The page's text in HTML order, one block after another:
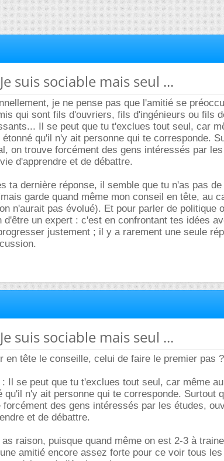
suis sociable mais seul ...
je ne pense pas que l'amitié se
qui sont fils d'ouvriers, fils d'ingénieurs ou fils
Il se peut que tu t'exclues tout seul, car
qu'il n'y ait personne qui te corresponde.
on trouve forcément des gens intéressés par
d'apprendre et de débattre.
ta dernière réponse, il semble que tu n'as pas
garde quand même mon conseil en tête, au
n'aurait pas évolué). Et pour parler de politique
d'être un expert : c'est en confrontant tes idées
justement ; il y a rarement une seule
suis sociable mais seul ...
en tête le conseille, celui de faire le premier pas ?
: Il se peut que tu t'exclues tout seul, car même
qu'il n'y ait personne qui te corresponde. Surtout
forcément des gens intéressés par les études,
et de débattre.
raison, puisque quand même on est 2-3 à
amitié encore assez forte pour ce voir tous